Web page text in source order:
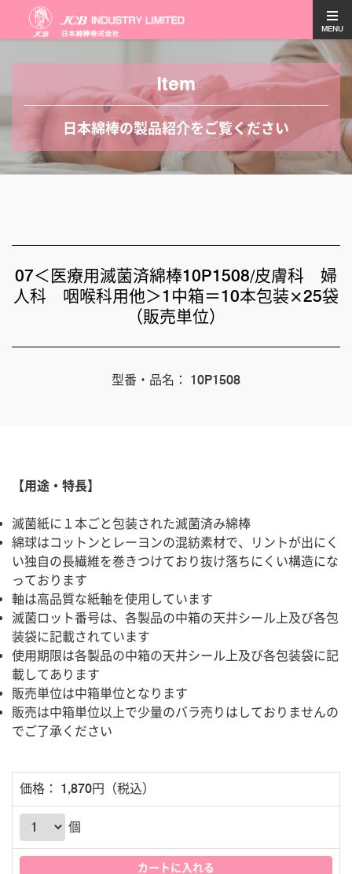
MENU
Item
日本綿棒の製品紹介をご覧ください
07＜医療用滅菌済綿棒10P1508/皮膚科 婦
人科 咽喉科用他＞1中箱＝10本包装×25袋
（販売単位）
型番・品名： 10P1508
【用途・特長】
滅菌紙に１本ごと包装された滅菌済み綿棒
綿球はコットンとレーヨンの混紡素材で、リントが出にく
い独自の長繊維を巻きつけており抜け落ちにくい構造にな
っております
軸は高品質な紙軸を使用しています
滅菌ロット番号は、各製品の中箱の天井シール上及び各包
装袋に記載されています
使用期限は各製品の中箱の天井シール上及び各包装袋に記
載してあります
販売単位は中箱単位となります
販売は中箱単位以上で少量のバラ売りはしておりませんの
でご了承ください
価格： 1,870円（税込）
個